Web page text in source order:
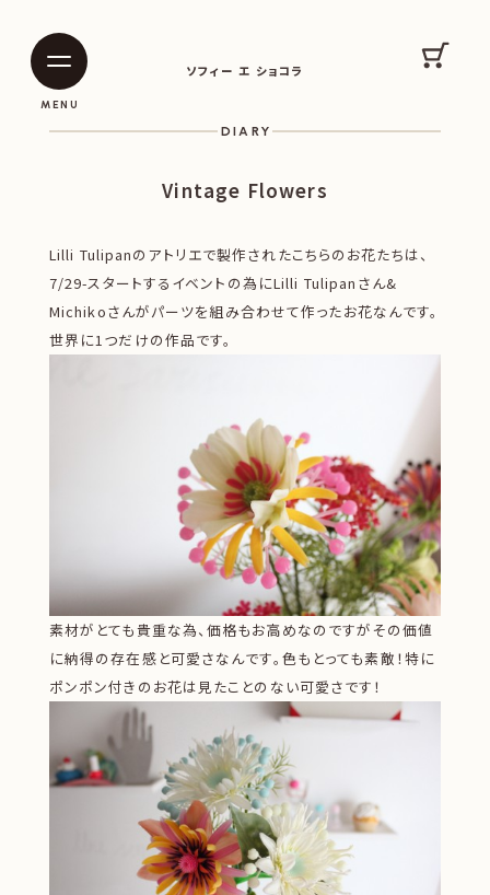
ソフィー エ ショコラ
MENU
カー
DIARY
Vintage Flowers
Lilli Tulipanのアトリエで製作されたこちらのお花たちは、
7/29-スタートするイベントの為にLilli Tulipanさん&
Michikoさんがパーツを組み合わせて作ったお花なんです。
世界に1つだけの作品です。
素材がとても貴重な為、価格もお高めなのですがその価値
に納得の存在感と可愛さなんです。色もとっても素敵！特に
ポンポン付きのお花は見たことのない可愛さです！